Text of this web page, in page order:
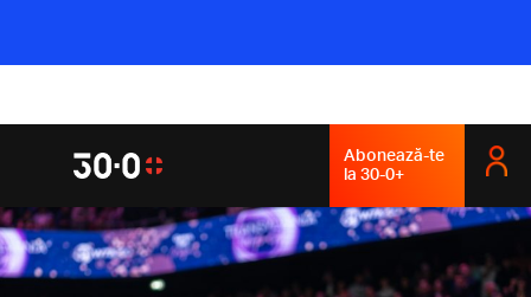
Abonează-te
la 30-0+